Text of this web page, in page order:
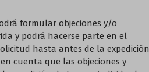
formular objeciones y/o
y podrá hacerse parte en el
hasta antes de la expedición
cuenta que las objeciones y